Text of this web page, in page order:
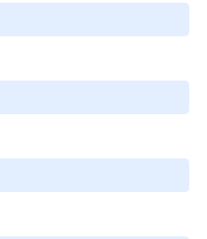
のコンサルティング